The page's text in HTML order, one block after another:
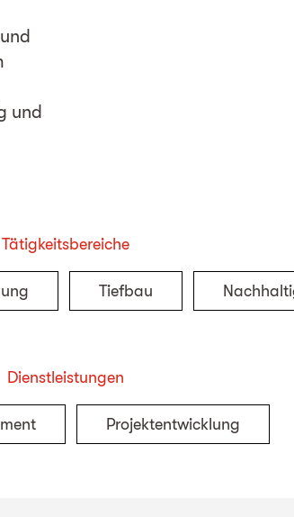
und
Tätigkeitsbereiche
Tiefbau
Dienstleistungen
Projektentwicklung